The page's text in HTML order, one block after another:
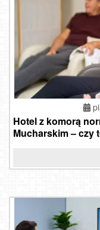
Hotel z komorą
Mucharskim – czy